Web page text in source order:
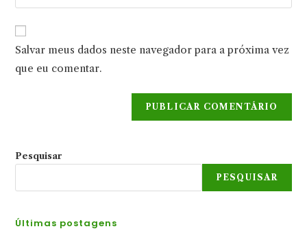
usuário
para
comentar
para
comentar
o
do
seu
site
Salvar meus dados neste navegador para a próxima vez
que eu comentar.
Pesquisar
PESQUISAR
Últimas postagens